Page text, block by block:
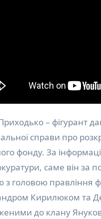
– фігурант
справи про
фонду. За
саме він за
з головою правління
Кирилюком та
до клану